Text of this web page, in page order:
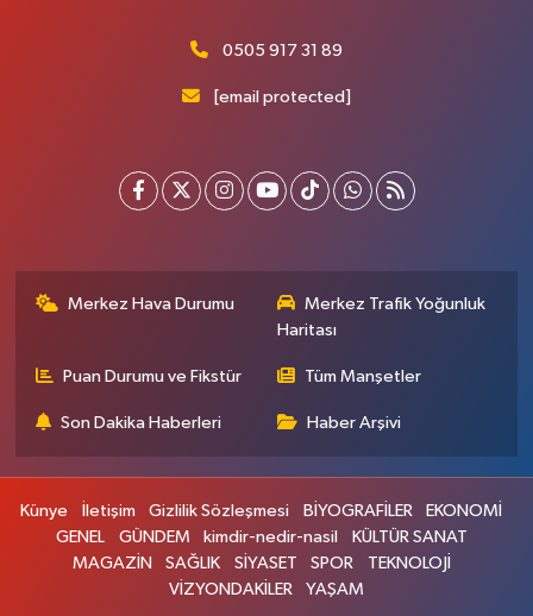
0505 917 31 89
[email protected]
Merkez Hava Durumu
Merkez Trafik Yoğunluk
Haritası
Puan Durumu ve Fikstür Tüm Manşetler
Son Dakika Haberleri Haber Arşivi
Künye İletişim Gizlilik Sözleşmesi BİYOGRAFİLER
EKONOMİ
GENEL
GÜNDEM kimdir-nedir-nasil
KÜLTÜR SANAT
MAGAZİN
SAĞLIK SİYASET SPOR
TEKNOLOJİ
VİZYONDAKİLER
YAŞAM